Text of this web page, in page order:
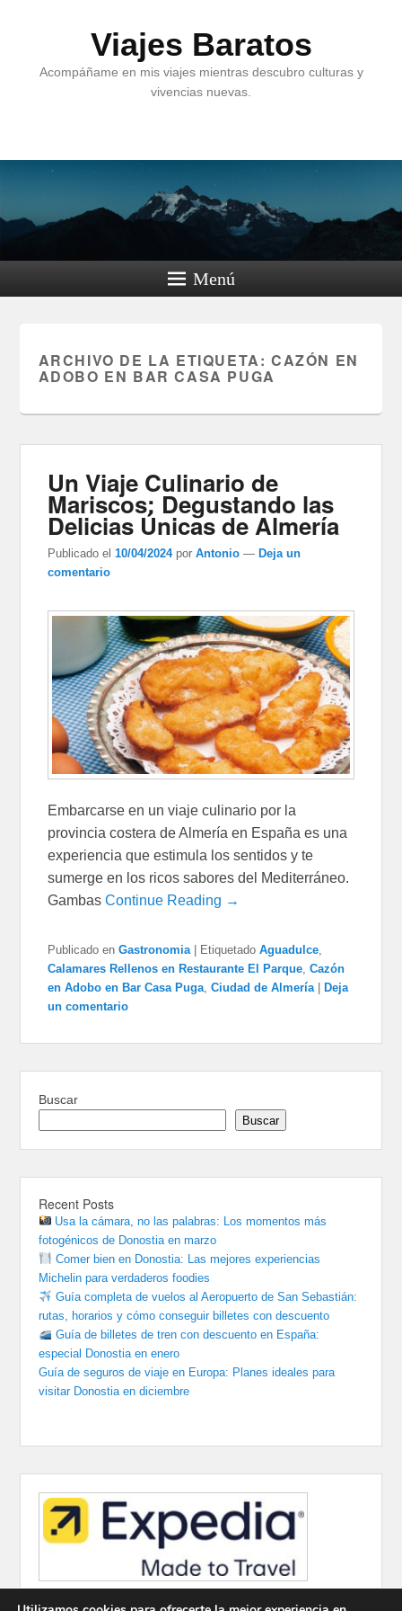
Viajes Baratos
Acompáñame en mis viajes mientras descubro culturas y
vivencias nuevas.
Menú
ARCHIVO DE LA ETIQUETA: CAZÓN EN
ADOBO EN BAR CASA PUGA
Un Viaje Culinario de
Mariscos: Degustando las
Delicias Únicas de Almería
Publicado el 10/04/2024 porAntonio — Deja un
comentario
Embarcarse en un viaje culinario por la
provincia costera de Almería en España es una
experiencia que estimula los sentidos y te
sumerge en los ricos sabores del Mediterráneo.
GambasContinue Reading →
Publicado en Gastronomia Etiquetado Aguadulce,
Calamares Rellenos en Restaurante El Parque,Cazón
en Adobo en Bar Casa Puga,Ciudad de Almería
Deja
un comentario
Buscar
Buscar
Recent Posts
Usa la cámara, no las palabras: Los momentos más
fotogénicos de Donostia en marzo
Comer bien en Donostia: Las mejores experiencias
Michelin para verdaderos foodies
Guía completa de vuelos al Aeropuerto de San Sebastián:
rutas, horarios y cómo conseguir billetes con descuento
Guía de billetes de tren con descuento en España:
especial Donostia en enero
Guía de seguros de viaje en Europa: Planes ideales para
visitar Donostia en diciembre